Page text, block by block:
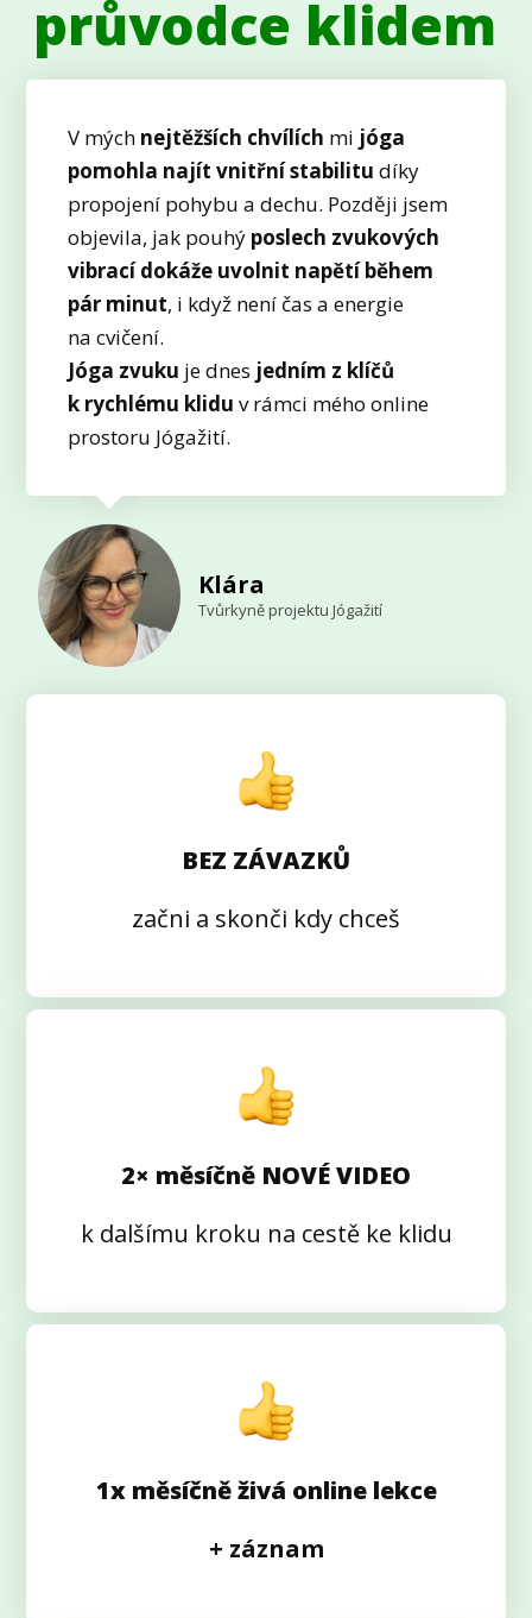
průvodce klidem
V mých nejtěžších chvílích mi jóga
pomohla najít vnitřní stabilitu díky
propojení pohybu a dechu. Později jsem
objevila, jak pouhý poslech zvukových
vibrací dokáže uvolnit napětí během
pár minut, i když není čas a energie
na cvičení.
Jóga zvuku je dnes jedním z klíčů
k rychlému klidu v rámci mého online
prostoru Jógažití.
Klára
Tvůrkyně projektu Jógažití
BEZ ZÁVAZKŮ
začni a skonči kdy chceš
2× měsíčně NOVÉ VIDEO
k dalšímu kroku na cestě ke klidu
1x měsíčně živá online lekce
+ záznam